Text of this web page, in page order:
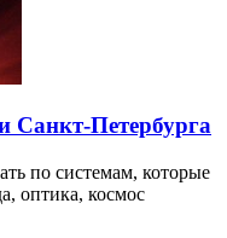
Санкт-Петербурга
по системам, которые
оптика, космос